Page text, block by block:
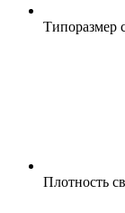
Типоразмер
Плотность